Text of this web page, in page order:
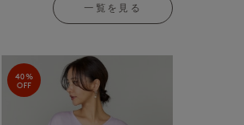
一覧を見る
40%
OFF